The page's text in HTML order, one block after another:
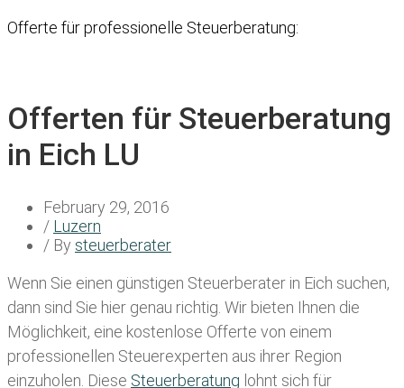
Offerte für professionelle Steuerberatung:
Offerten für Steuerberatung
in Eich LU
February 29, 2016
/ Luzern
/ By steuerberater
Wenn Sie einen günstigen Steuerberater in Eich suchen,
dann sind Sie hier genau richtig. Wir bieten Ihnen die
Möglichkeit, eine kostenlose Offerte von einem
professionellen Steuerexperten aus ihrer Region
einzuholen. Diese Steuerberatung lohnt sich für